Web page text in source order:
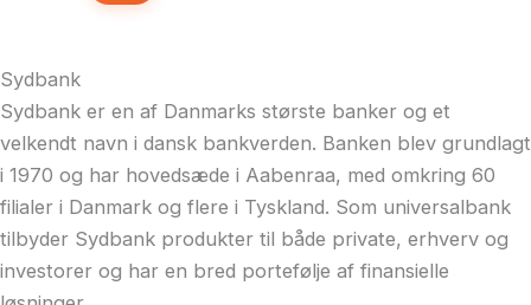
Sydbank
Sydbank er en af Danmarks største banker og et
velkendt navn i dansk bankverden. Banken blev grundlagt
i 1970 og har hovedsæde i Aabenraa, med omkring 60
filialer i Danmark og flere i Tyskland. Som universalbank
tilbyder Sydbank produkter til både private, erhverv og
investorer og har en bred portefølje af finansielle